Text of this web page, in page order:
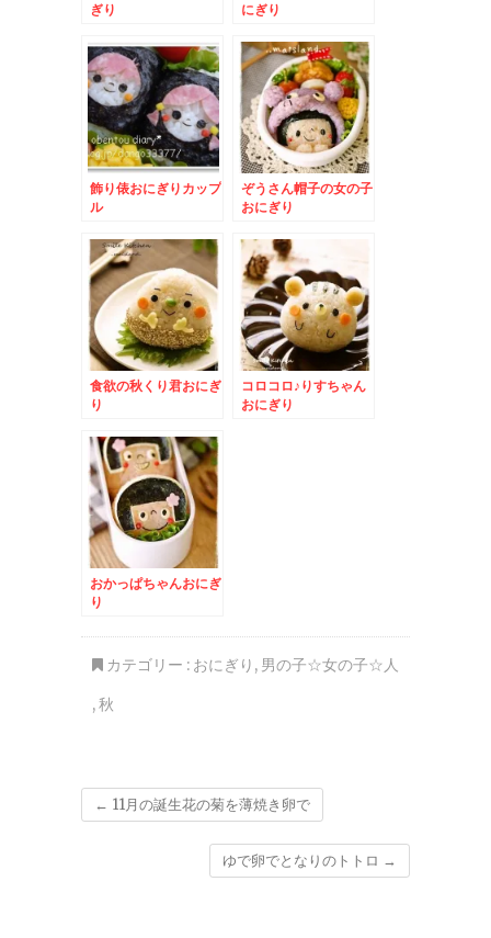
ぎり
にぎり
飾り俵おにぎりカップ
ル
ぞうさん帽子の女の子
おにぎり
食欲の秋くり君おにぎ
り
コロコロ♪りすちゃん
おにぎり
おかっぱちゃんおにぎ
り
カテゴリー : おにぎり , 男の子☆女の子☆人
,秋
← 11月の誕生花の菊を薄焼き卵で
ゆで卵でとなりのトトロ →